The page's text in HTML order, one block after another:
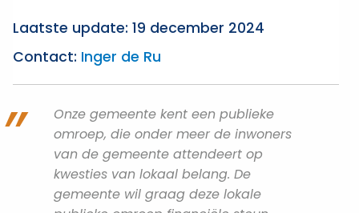
Laatste update: 19 december 2024
Contact: Inger de Ru
Onze gemeente kent een publieke
omroep, die onder meer de inwoners
van de gemeente attendeert op
kwesties van lokaal belang. De
gemeente wil graag deze lokale